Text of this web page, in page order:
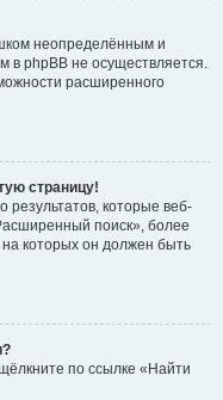
неопределённым и
в phpBB не осуществляется.
расширенного
страницу!
результатов, которые веб-
поиск», более
которых он должен быть
по ссылке «Найти